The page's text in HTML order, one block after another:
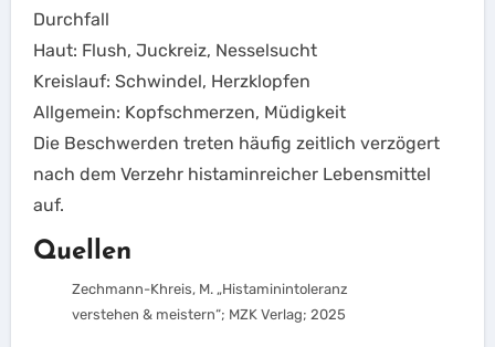
Durchfall
Haut: Flush, Juckreiz, Nesselsucht
Kreislauf: Schwindel, Herzklopfen
Allgemein: Kopfschmerzen, Müdigkeit
Die Beschwerden treten häufig zeitlich verzögert
nach dem Verzehr histaminreicher Lebensmittel
auf.
Quellen
Zechmann-Khreis, M. „Histaminintoleranz
verstehen & meistern“; MZK Verlag; 2025